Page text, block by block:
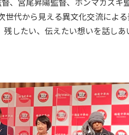
代から見える異文化交流によ
したい、伝えたい想いを話し